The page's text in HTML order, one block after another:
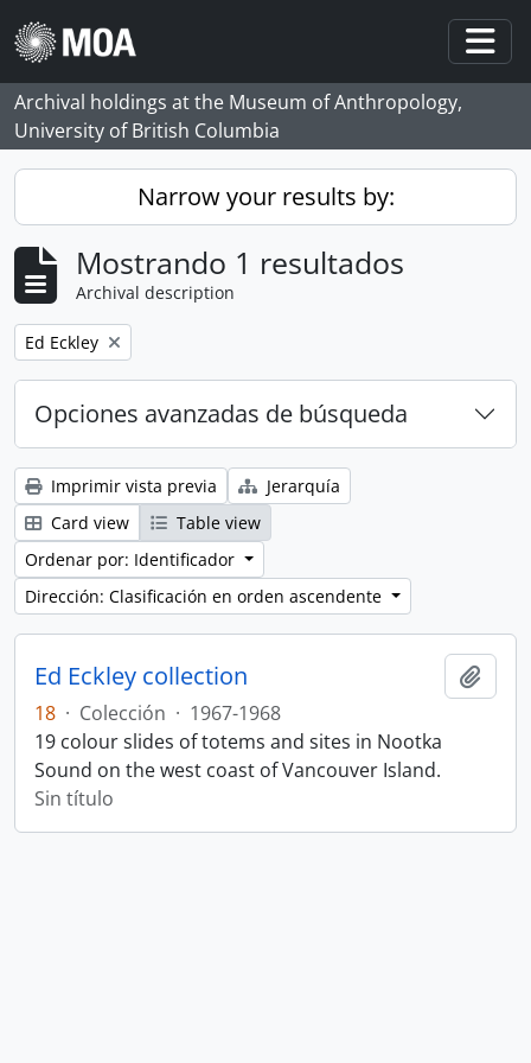
Skip to main content
Archival holdings at the Museum of Anthropology,
University of British Columbia
Narrow your results by:
Mostrando 1 resultados
Archival description
Remove filter:
Ed Eckley
Opciones avanzadas de búsqueda
Imprimir vista previa
Jerarquía
Card view
Table view
Ordenar por: Identificador
Dirección: Clasificación en orden ascendente
Ed Eckley collection
18 · Colección · 1967-1968
19 colour slides of totems and sites in Nootka
Sound on the west coast of Vancouver Island.
Sin título